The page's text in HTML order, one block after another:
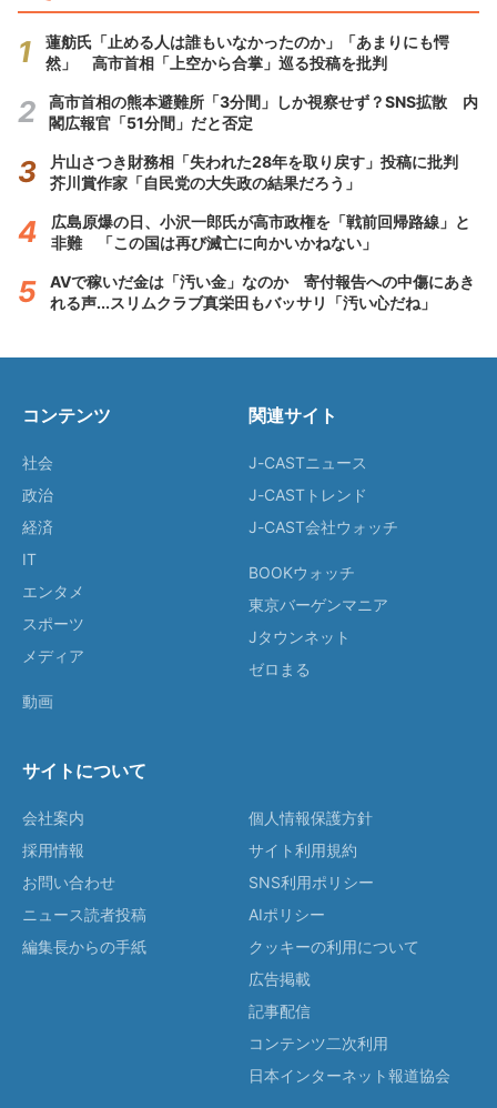
蓮舫氏「止める人は誰もいなかったのか」「あまりにも愕
然」 高市首相「上空から合掌」巡る投稿を批判
高市首相の熊本避難所「3分間」しか視察せず？SNS拡散 内
閣広報官「51分間」だと否定
片山さつき財務相「失われた28年を取り戻す」投稿に批判
芥川賞作家「自民党の大失政の結果だろう」
広島原爆の日、小沢一郎氏が高市政権を「戦前回帰路線」と
非難 「この国は再び滅亡に向かいかねない」
AVで稼いだ金は「汚い金」なのか 寄付報告への中傷にあき
れる声...スリムクラブ真栄田もバッサリ「汚い心だね」
コンテンツ
社会
政治
経済
IT
エンタメ
スポーツ
メディア
動画
関連サイト
J-CASTニュース
J-CASTトレンド
J-CAST会社ウォッチ
BOOKウォッチ
東京バーゲンマニア
Jタウンネット
ゼロまる
サイトについて
会社案内
採用情報
お問い合わせ
ニュース読者投稿
編集長からの手紙
個人情報保護方針
サイト利用規約
SNS利用ポリシー
AIポリシー
クッキーの利用について
広告掲載
記事配信
コンテンツ二次利用
日本インターネット報道協会